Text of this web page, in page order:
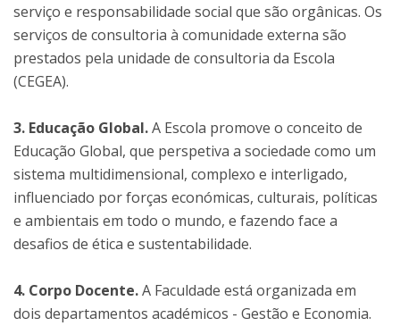
serviço e responsabilidade social que são orgânicas. Os
serviços de consultoria à comunidade externa são
prestados pela unidade de consultoria da Escola
(CEGEA).
3. Educação Global.A Escola promove o conceito de
Educação Global, que perspetiva a sociedade como um
sistema multidimensional, complexo e interligado,
influenciado por forças económicas, culturais, políticas
e ambientais em todo o mundo, e fazendo face a
desafios de ética e sustentabilidade.
4. Corpo Docente.A Faculdade está organizada em
dois departamentos académicos - Gestão e Economia.